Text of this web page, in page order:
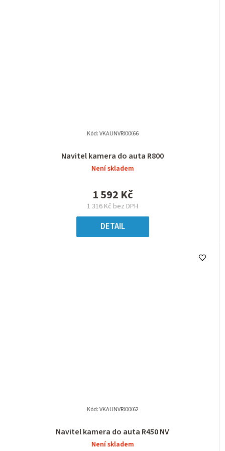
Navitel kamera do auta R800
Není skladem
1 316 Kč bez DPH
1 592 Kč
DETAIL
Kód:VKAUNVRXXX66
Navitel kamera do auta R450 NV
Není skladem
Kód:VKAUNVRXXX62